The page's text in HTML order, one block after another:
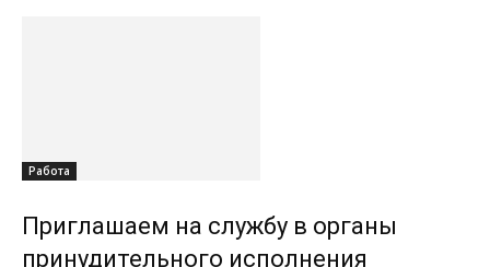
Работа
Приглашаем на службу в органы
принудительного исполнения